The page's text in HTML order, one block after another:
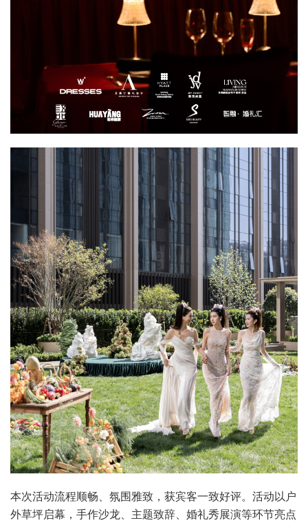
本次活动流程顺畅、氛围雅致，获宾客一致好评。活动以户
外草坪启幕，手作沙龙、主题致辞、婚礼秀展演等环节亮点